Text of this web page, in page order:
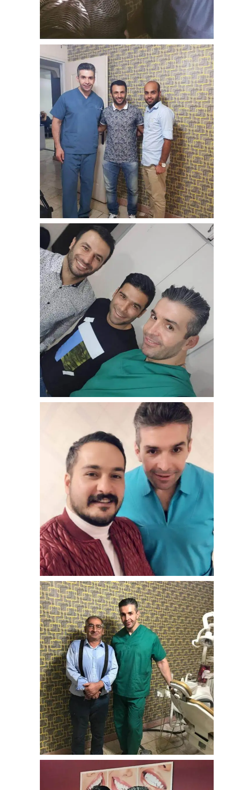
لمینیت
رضا نوروزی
ارتودنسی
زوم
غلامرضا رضایی
ارتودنسی
زوم
امید روانخواه
لمینیت
زوم
میلاد کی مرام
لمینیت
زوم
دکتر صادق زیبا کلام